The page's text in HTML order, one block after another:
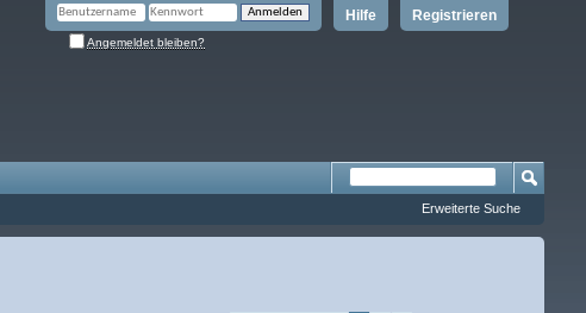
Registrieren
Hilfe
Angemeldet bleiben?
Erweiterte Suche